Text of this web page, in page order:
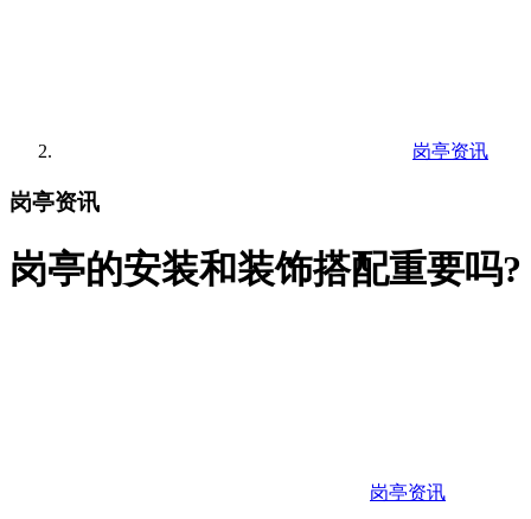
岗亭资讯
岗亭资讯
岗亭的安装和装饰搭配重要吗?
岗亭资讯